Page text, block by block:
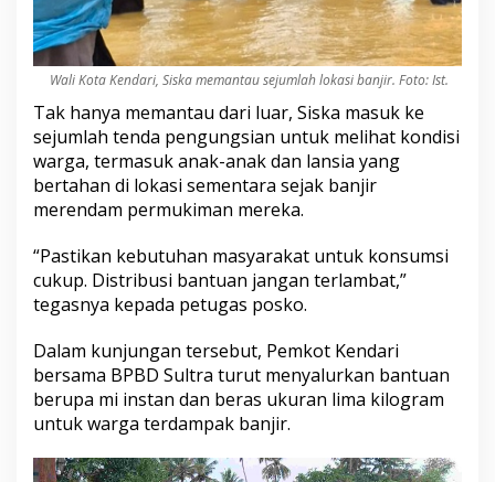
Wali Kota Kendari, Siska memantau sejumlah lokasi banjir. Foto: Ist.
Tak hanya memantau dari luar, Siska masuk ke
sejumlah tenda pengungsian untuk melihat kondisi
warga, termasuk anak-anak dan lansia yang
bertahan di lokasi sementara sejak banjir
merendam permukiman mereka.
“Pastikan kebutuhan masyarakat untuk konsumsi
cukup. Distribusi bantuan jangan terlambat,”
tegasnya kepada petugas posko.
Dalam kunjungan tersebut, Pemkot Kendari
bersama BPBD Sultra turut menyalurkan bantuan
berupa mi instan dan beras ukuran lima kilogram
untuk warga terdampak banjir.